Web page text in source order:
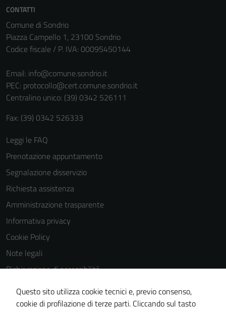
CONTATTI
Comune di Sondrio
Piazza Campello 1, 23100 Sondrio
Codice fiscale / P. IVA: 00095450144
Email: info@comune.sondrio.it
PEC: protocollo@cert.comune.sondrio.it
Centralino unico: (39) 0342 526111
Fax: (39) 0342 526333
Leggi le FAQ
Prenotazione appuntamento
Segnalazione disservizio
Richiesta assistenza
Amministrazione trasparente
Informativa privacy
Cookie Policy
Note legali
Dichiarazione di accessibilità
Dichiarazione di accessibilità Servizi
Whistleblowing
Questo sito utilizza cookie tecnici e, previo consenso,
cookie di profilazione di terze parti. Cliccando sul tasto
Questi cookie
personali.